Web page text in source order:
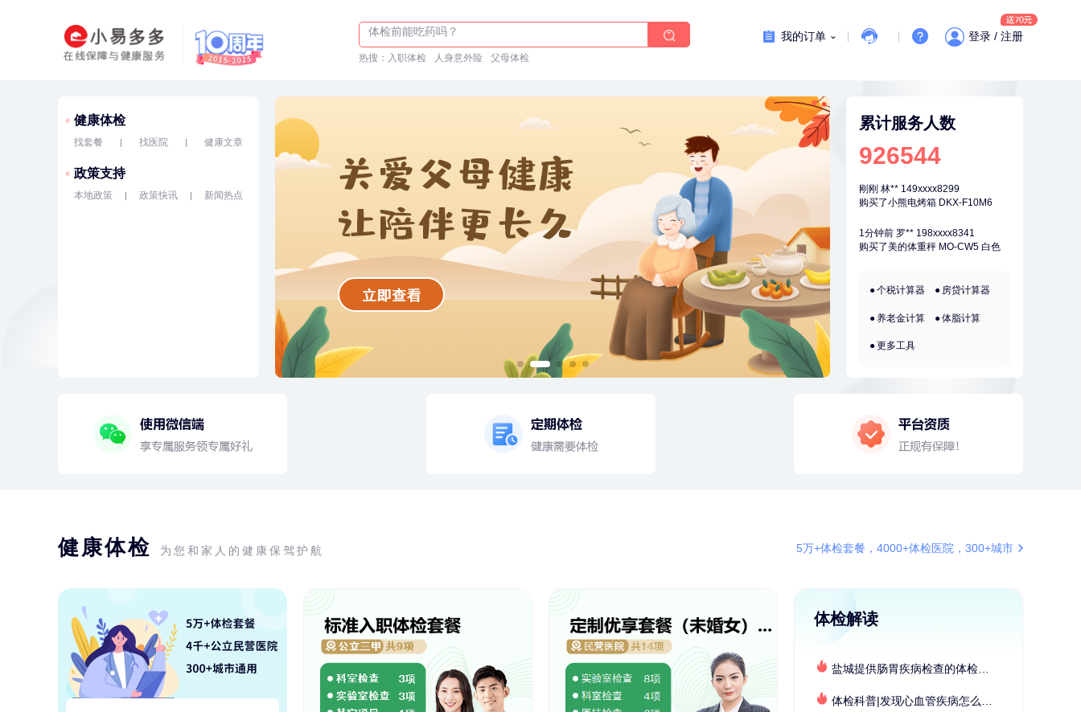
十大理由告诉你为什么要买保险
入职体检在线预约
热搜： 入职体检 人身意外险 父母体检
我的订单 登录 / 注册
健康体检
找套餐 找医院 健康文章
政策支持
本地政策 政策快讯 新闻热点
累计服务人数
926544
成功预约了心脏病套餐
成功预约了男性婚前体检基础套餐
刚刚 林** 149xxxx8299
购买了小熊电烤箱 DKX-F10M6
刚刚 林** 149xxxx8299
购买了小熊电烤箱 DKX-F10M6
1分钟前 罗** 198xxxx8341
购买了美的体重秤 MO-CW5 白色
成功预约了妇科套餐
2分钟前 王** 137xxxx1135
购买了美的1.5L电热水壶HJ1522
购买了BP3颈椎热敷枕
周** 132xxxx5456
6分钟前 毛** 152xxxx1599
购买了联创雅斯奶锅DF-CP103M
7分钟前 黎** 196xxxx9643
六件套装
刚刚 叶** 159xxxx4361
个税计算器 房贷计算器
养老金计算 体脂计算
更多工具
健康体检 为您和家人的健康保驾护航 5万+体检套餐，4000+体检医院，300+城市
体检解读
盐城提供肠胃疾病检查的体检套餐有哪些？体检机构有哪些选择？如何预约？
体检科普|发现心血管疾病怎么办？